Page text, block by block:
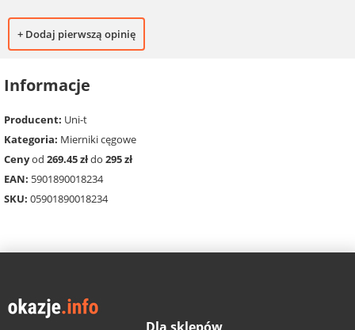
+ Dodaj pierwszą opinię
Informacje
Producent: Uni-t
Kategoria: Mierniki cęgowe
Cenyod 269.45 złdo 295 zł
EAN: 5901890018234
SKU: 05901890018234